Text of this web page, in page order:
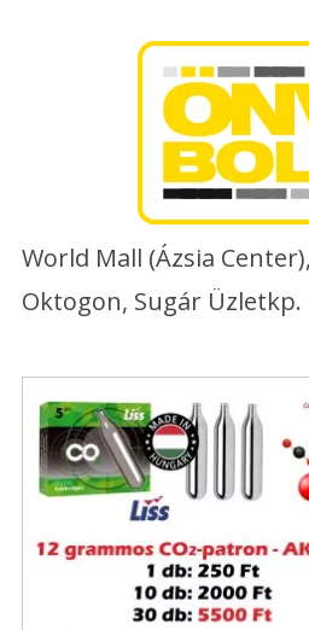
World Mall (Ázsia
Oktogon, Sugár Üzletkp.